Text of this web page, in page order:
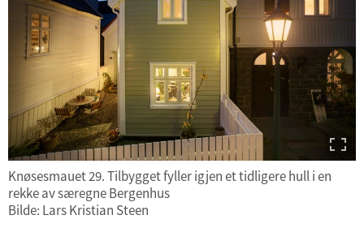
Knøsesmauet 29. Tilbygget fyller igjen et tidligere hull i en
rekke av særegne Bergenhus
Bilde: Lars Kristian Steen